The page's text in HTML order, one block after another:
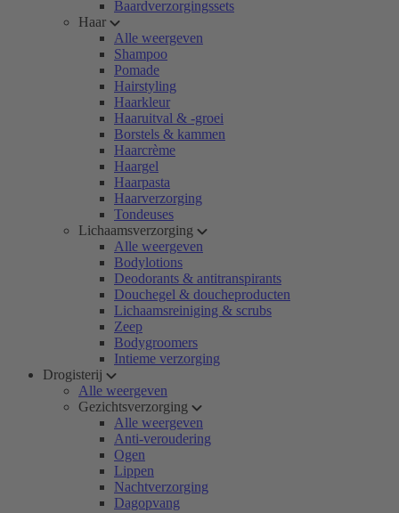
Baardverzorgingssets
Haar
Alle weergeven
Shampoo
Pomade
Hairstyling
Haarkleur
Haaruitval & -groei
Borstels & kammen
Haarcrème
Haargel
Haarpasta
Haarverzorging
Tondeuses
Lichaamsverzorging
Alle weergeven
Bodylotions
Deodorants & antitranspirants
Douchegel & doucheproducten
Lichaamsreiniging & scrubs
Zeep
Bodygroomers
Intieme verzorging
Drogisterij
Alle weergeven
Gezichtsverzorging
Alle weergeven
Anti-veroudering
Ogen
Lippen
Nachtverzorging
Dagopvang